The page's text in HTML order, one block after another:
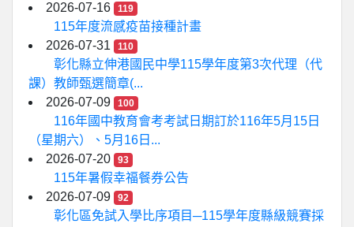
2026-07-16
119
115年度流感疫苗接種計畫
2026-07-31
110
彰化縣立伸港國民中學115學年度第3次代理（代
課）教師甄選簡章(...
2026-07-09
100
116年國中教育會考考試日期訂於116年5月15日
（星期六）、5月16日...
2026-07-20
93
115年暑假幸福餐券公告
2026-07-09
92
彰化區免試入學比序項目─115學年度縣級競賽採